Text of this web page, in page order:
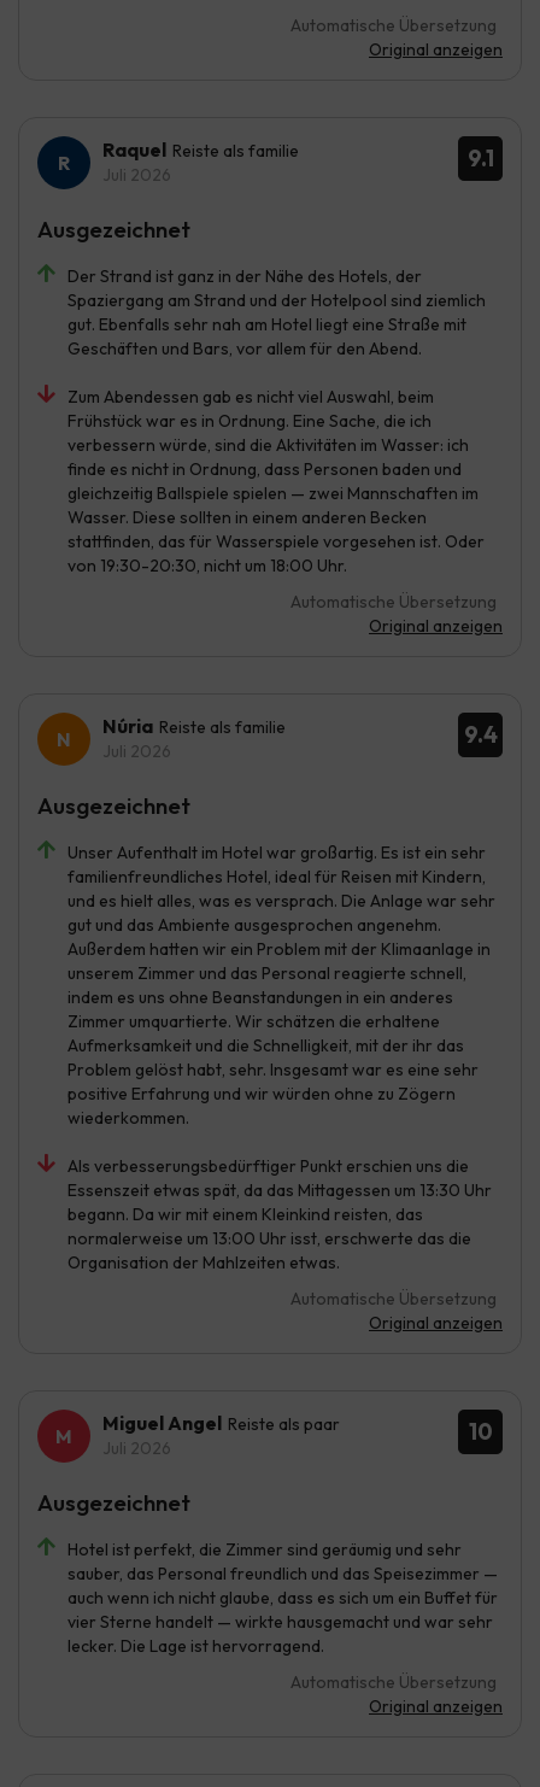
Automatische Übersetzung
Original anzeigen
9.1
Raquel Reiste als familie
Juli 2026
Der Strand ist ganz in der Nähe des Hotels, der
Spaziergang am Strand und der Hotelpool sind ziemlich
gut. Ebenfalls sehr nah am Hotel liegt eine Straße mit
Geschäften und Bars, vor allem für den Abend.
Zum Abendessen gab es nicht viel Auswahl, beim
Frühstück war es in Ordnung. Eine Sache, die ich
verbessern würde, sind die Aktivitäten im Wasser: ich
finde es nicht in Ordnung, dass Personen baden und
gleichzeitig Ballspiele spielen — zwei Mannschaften im
Wasser. Diese sollten in einem anderen Becken
stattfinden, das für Wasserspiele vorgesehen ist. Oder
von 19:30-20:30, nicht um 18:00 Uhr.
Automatische Übersetzung
Original anzeigen
Ausgezeichnet
9.4
Núria Reiste als familie
Juli 2026
Unser Aufenthalt im Hotel war großartig. Es ist ein sehr
familienfreundliches Hotel, ideal für Reisen mit Kindern,
und es hielt alles, was es versprach. Die Anlage war sehr
gut und das Ambiente ausgesprochen angenehm.
Außerdem hatten wir ein Problem mit der Klimaanlage in
unserem Zimmer und das Personal reagierte schnell,
indem es uns ohne Beanstandungen in ein anderes
Zimmer umquartierte. Wir schätzen die erhaltene
Aufmerksamkeit und die Schnelligkeit, mit der ihr das
Problem gelöst habt, sehr. Insgesamt war es eine sehr
positive Erfahrung und wir würden ohne zu Zögern
wiederkommen.
Als verbesserungsbedürftiger Punkt erschien uns die
Essenszeit etwas spät, da das Mittagessen um 13:30 Uhr
begann. Da wir mit einem Kleinkind reisten, das
normalerweise um 13:00 Uhr isst, erschwerte das die
Organisation der Mahlzeiten etwas.
Automatische Übersetzung
Original anzeigen
Ausgezeichnet
10
Miguel Angel Reiste als paar
Juli 2026
Hotel ist perfekt, die Zimmer sind geräumig und sehr
sauber, das Personal freundlich und das Speisezimmer —
auch wenn ich nicht glaube, dass es sich um ein Buffet für
vier Sterne handelt — wirkte hausgemacht und war sehr
lecker. Die Lage ist hervorragend.
Automatische Übersetzung
Original anzeigen
Ausgezeichnet